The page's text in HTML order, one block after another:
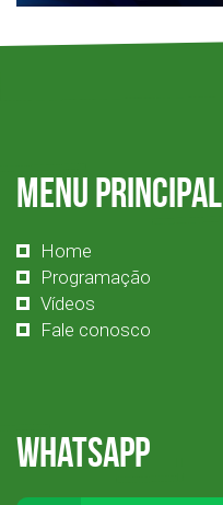
Menu Principal
Home
Programação
Vídeos
Fale conosco
Whatsapp